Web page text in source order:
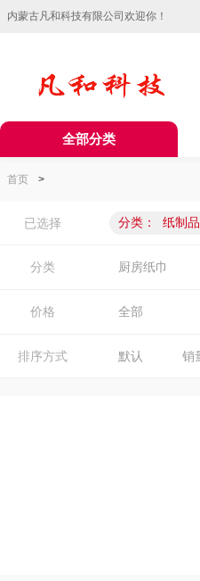
内蒙古凡和科技有限公司欢迎你！
全部分类
首页 >
已选择 分类： 纸制品
分类 厨房纸巾
价格 全部
排序方式 默认 销